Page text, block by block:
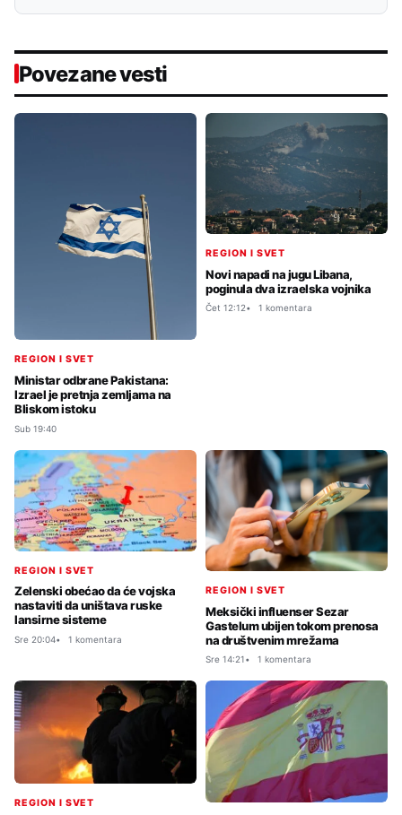
Povezane vesti
REGION I SVET
Ministar odbrane Pakistana:
Izrael je pretnja zemljama na
Bliskom istoku
Sub 19:40
REGION I SVET
Novi napadi na jugu Libana,
poginula dva izraelska vojnika
Čet 12:12 1 komentara
REGION I SVET
Zelenski obećao da će vojska
nastaviti da uništava ruske
lansirne sisteme
Sre 20:04 1 komentara
REGION I SVET
Meksički influenser Sezar
Gastelum ubijen tokom prenosa
na društvenim mrežama
Sre 14:21 1 komentara
REGION I SVET